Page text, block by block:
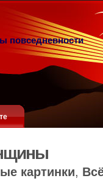
повседневности
картинки,